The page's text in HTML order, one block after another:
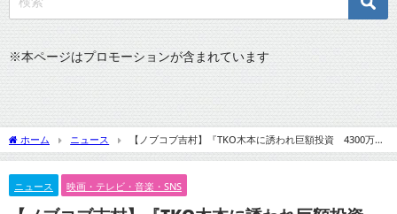
※本ページはプロモーションが含まれています
ホーム ニュース
【ノブコブ吉村】『TKO木本に誘われ巨額投資 4300万円
高級車購入したばかりで嘆き「トホホ…」』についてTwitterの反応
ニュース 映画・テレビ・音楽・SNS